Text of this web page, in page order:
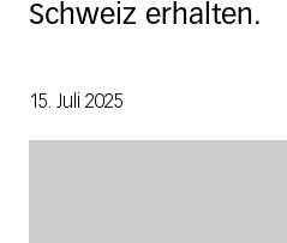
Schweiz erhalten.
15. Juli 2025